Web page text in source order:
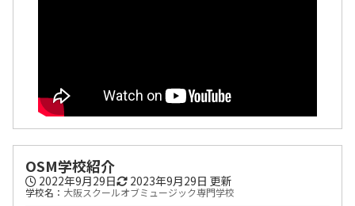
OSM学校紹介
2022年9月29日 2023年9月29日 更新
学校名： 大阪スクールオブミュージック専門学校